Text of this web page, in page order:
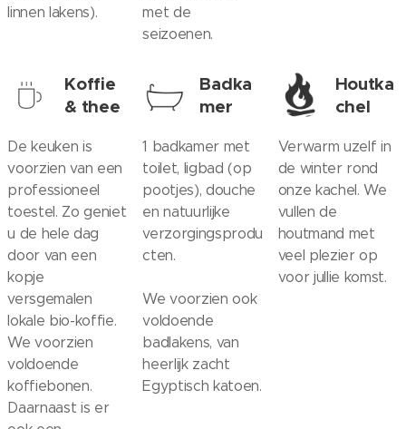
linnen lakens).
met de
seizoenen.
Koffie
& thee
De keuken is
voorzien van een
professioneel
toestel. Zo geniet
u de hele dag
door van een
kopje
versgemalen
lokale bio-koffie.
We voorzien
voldoende
koffiebonen.
Daarnaast is er
Badka
mer
1 badkamer met
toilet, ligbad (op
pootjes), douche
en natuurlijke
verzorgingsprodu
cten.
We voorzien ook
voldoende
badlakens, van
heerlijk zacht
Egyptisch katoen.
Houtka
chel
Verwarm uzelf in
de winter rond
onze kachel. We
vullen de
houtmand met
veel plezier op
voor jullie komst.